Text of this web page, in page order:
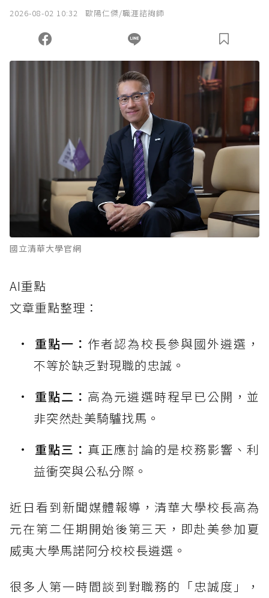
您當前剩餘 U 利點數：0點；前往 購買點數
2026-08-02 10:32 歐陽仁傑/職涯諮詢師
國立清華大學官網
AI重點
文章重點整理：
重點一： 作者認為校長參與國外遴選，
不等於缺乏對現職的忠誠。
重點二： 高為元遴選時程早已公開，並
非突然赴美騎驢找馬。
重點三： 真正應討論的是校務影響、利
益衝突與公私分際。
近日看到新聞媒體報導，清華大學校長高為
元在第二任期開始後第三天，即赴美參加夏
威夷大學馬諾阿分校校長遴選。
很多人第一時間談到對職務的「忠誠度」，